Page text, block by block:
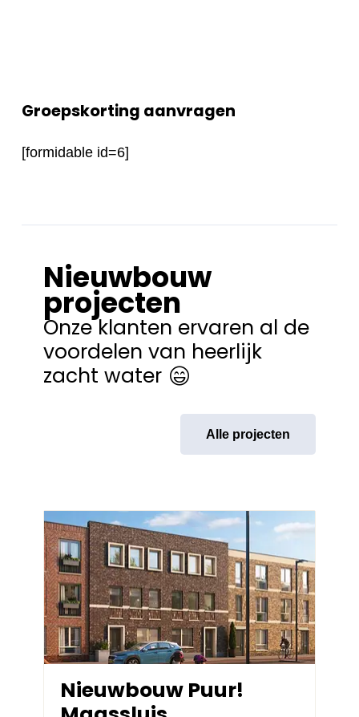
Groepskorting aanvragen
[formidable id=6]
Nieuwbouw
projecten
Onze klanten ervaren al de
voordelen van heerlijk
zacht water
Alle projecten
Nieuwbouw Puur!